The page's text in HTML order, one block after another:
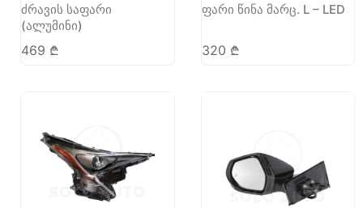
ძრავის საფარი
(ალუმინი)
469 ₾
ფარი წინა მარც. L – LED
320 ₾